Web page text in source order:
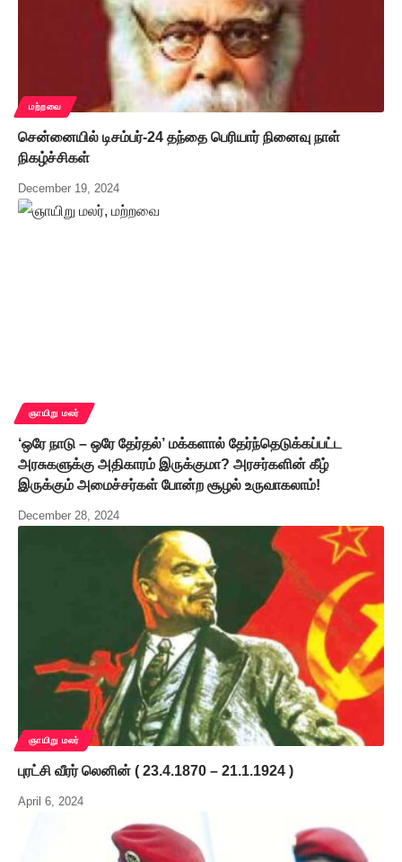
மற்றவை
சென்னையில் டிசம்பர்-24 தந்தை பெரியார் நினைவு நாள்
நிகழ்ச்சிகள்
December 19, 2024
ஞாயிறு மலர்
‘ஒரே நாடு – ஒரே தேர்தல்’ மக்களால் தேர்ந்தெடுக்கப்பட்ட
அரசுகளுக்கு அதிகாரம் இருக்குமா? அரசர்களின் கீழ்
இருக்கும் அமைச்சர்கள் போன்ற சூழல் உருவாகலாம்!
December 28, 2024
ஞாயிறு மலர்
புரட்சி வீரர் லெனின் ( 23.4.1870 – 21.1.1924 )
April 6, 2024